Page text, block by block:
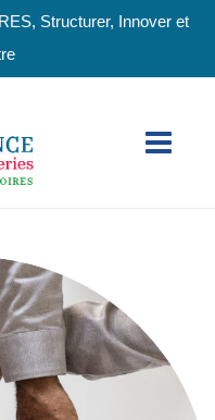
Structurer, Innover et